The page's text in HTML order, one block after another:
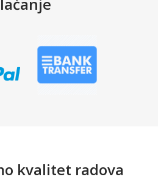
kvalitet radova